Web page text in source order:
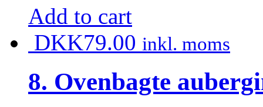
Add to cart
DKK79.00 inkl. moms
8. Ovenbagte